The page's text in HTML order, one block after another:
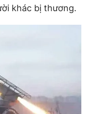
quảng cáo
780 404
khác bị thương.